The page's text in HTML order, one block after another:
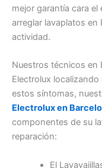
mejor garantía cara
arreglar lavaplatos en
actividad.
Nuestros técnicos en
Electrolux
estos síntomas,
Electrolux en
componentes de su
reparación:
El